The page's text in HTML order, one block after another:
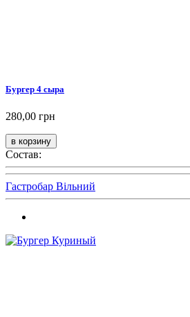
Бургер 4 сыра
280,00 грн
Состав:
Гастробар Вільний